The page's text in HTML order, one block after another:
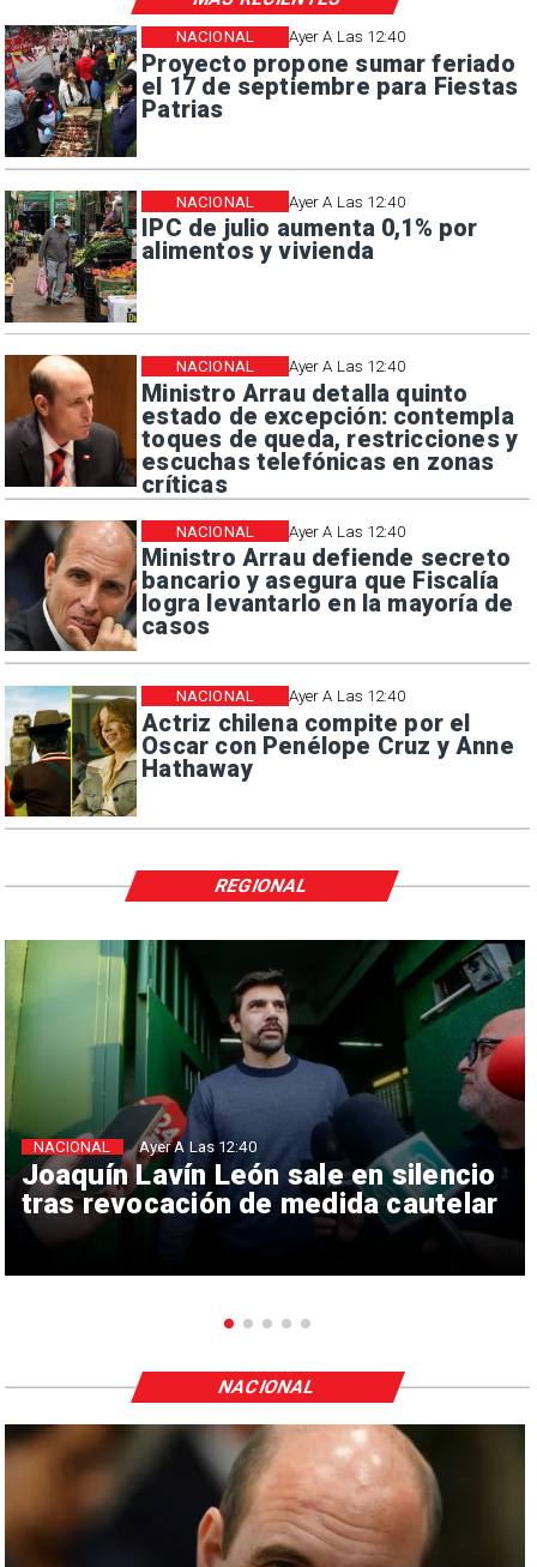
Ayer A Las 12:40
Proyecto propone sumar feriado
el 17 de septiembre para Fiestas
Patrias
NACIONAL
Ayer A Las 12:40
IPC de julio aumenta 0,1% por
alimentos y vivienda
NACIONAL
Ayer A Las 12:40
Ministro Arrau detalla quinto
estado de excepción: contempla
toques de queda, restricciones y
escuchas telefónicas en zonas
críticas
NACIONAL
Ayer A Las 12:40
Ministro Arrau defiende secreto
bancario y asegura que Fiscalía
logra levantarlo en la mayoría de
casos
NACIONAL
Ayer A Las 12:40
Actriz chilena compite por el
Oscar con Penélope Cruz y Anne
Hathaway
NACIONAL
Joaquín Lavín León sale en silencio
tras revocación de medida cautelar
NACIONAL Ayer A Las 12:40
REGIONAL
NACIONAL